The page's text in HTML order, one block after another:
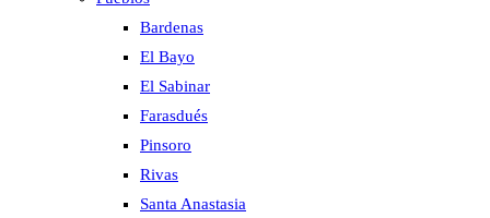
Bardenas
El Bayo
El Sabinar
Farasdués
Pinsoro
Rivas
Santa Anastasia